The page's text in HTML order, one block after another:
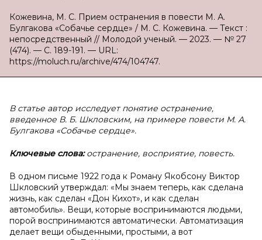
Кожевина, М. С. Прием остранения в повести М. А.
Булгакова «Собачье сердце» / М. С. Кожевина. — Текст :
непосредственный // Молодой ученый. — 2023. — № 27
(474). — С. 189-191. — URL:
https://moluch.ru/archive/474/104747.
В статье автор исследует понятие остранение,
введенное В. Б. Шкловским, на примере повести М. А.
Булгакова «Собачье сердце».
Ключевые слова:остранение, восприятие, повесть.
В одном письме 1922 года к Роману Якобсону Виктор
Шкловский утверждал: «Мы знаем теперь, как сделана
жизнь, как сделан «Дон Кихот», и как сделан
автомобиль». Вещи, которые воспринимаются людьми,
порой воспринимаются автоматически. Автоматизация
делает вещи обыденными, простыми, а вот